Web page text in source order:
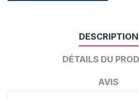
DESCRIPTION
DÉTAILS DU
AVIS